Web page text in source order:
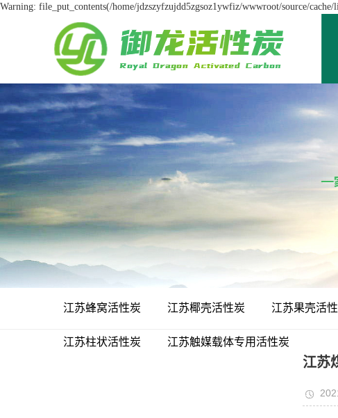
Warning: file_put_contents(/home/jdzszyfzujdd5zgsoz1ywfiz/wwwroot/source/
江苏蜂窝活性炭 江苏椰壳活性炭 江苏果壳活
江苏柱状活性炭 江苏触媒载体专用活性炭
江苏